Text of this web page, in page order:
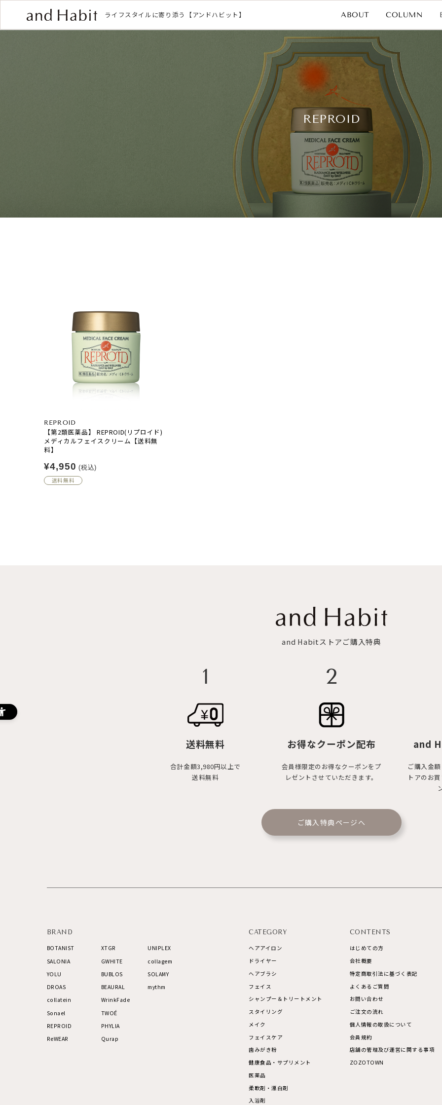
ライフスタイルに寄り添う【アンドハビット】 ABOUT COLUMN
REPROID
REPROID
【第2類医薬品】 REPROID(リプロイド)
メディカルフェイスクリーム【送料無
料】
¥4,950 (税込)
送料無料
and Habitストアご購入特典
1
送料無料
合計金額3,980円以上で
送料無料
2
お得なクーポン配布
会員様限定のお得なクーポンをプ
レゼントさせていただきます。
and
ご購入金
トアのお
ご購入特典ページへ
BRAND
BOTANIST
SALONIA
YOLU
DROAS
collatein
Sonael
REPROID
ReWEAR
XTGR
GWHITE
BUBLOS
BEAURAL
WrinkFade
TWOÉ
PHYLIA
Qurap
UNIPLEX
collagem
SOLAMY
mythm
CATEGORY
ヘアアイロン
ドライヤー
ヘアブラシ
フェイス
シャンプー＆トリートメント
スタイリング
メイク
フェイスケア
歯みがき粉
健康食品・サプリメント
医薬品
柔軟剤・漂白剤
入浴剤
CONTENTS
はじめての方
会社概要
特定商取引法に基づく表記
よくあるご質問
お問い合わせ
ご注文の流れ
個人情報の取扱について
会員規約
店舗の管理及び運営に関する事項
ZOZOTOWN